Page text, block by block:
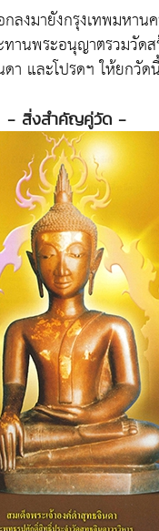
งมายังกรุงเทพมหาน
นพระอนุญาตรวมวัดส
และโปรดฯ ให้ยกวัด
- สิ่งสำคัญคู่วัด -